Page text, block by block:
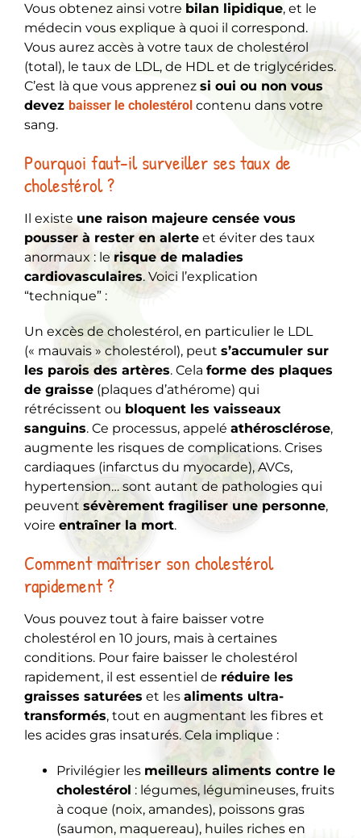
Vous obtenez ainsi votre bilan lipidique, et le
médecin vous explique à quoi il correspond.
Vous aurez accès à votre taux de cholestérol
(total), le taux de LDL, de HDL et de triglycérides.
C’est là que vous apprenez si oui ou non vous
devez baisser le cholestérol contenu dans votre
sang.
Pourquoi faut-il surveiller ses taux de
cholestérol ?
Il existe une raison majeure censée vous
pousser à rester en alerte et éviter des taux
anormaux : le risque de maladies
cardiovasculaires. Voici l’explication
“technique” :
Un excès de cholestérol, en particulier le LDL
(« mauvais » cholestérol), peut s’accumuler sur
les parois des artères. Cela forme des plaques
de graisse (plaques d’athérome) qui
rétrécissent ou bloquent les vaisseaux
sanguins. Ce processus, appelé athérosclérose,
augmente les risques de complications. Crises
cardiaques (infarctus du myocarde), AVCs,
hypertension… sont autant de pathologies qui
peuvent sévèrement fragiliser une personne,
voire entraîner la mort.
Comment maîtriser son cholestérol
rapidement ?
Vous pouvez tout à faire baisser votre
cholestérol en 10 jours, mais à certaines
conditions. Pour faire baisser le cholestérol
rapidement, il est essentiel de réduire les
graisses saturées et les aliments ultra-
transformés, tout en augmentant les fibres et
les acides gras insaturés. Cela implique :
Privilégier les meilleurs aliments contre le
cholestérol : légumes, légumineuses, fruits
à coque (noix, amandes), poissons gras
(saumon, maquereau), huiles riches en